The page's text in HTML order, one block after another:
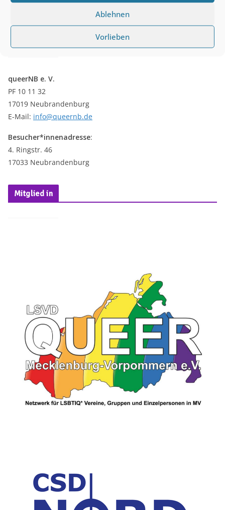
Ablehnen
Vorlieben
n
s
queerNB e. V.
PF 10 11 32
17019 Neubrandenburg
E-Mail: info@queernb.de
Besucher*innenadresse:
4. Ringstr. 46
17033 Neubrandenburg
Mitglied in